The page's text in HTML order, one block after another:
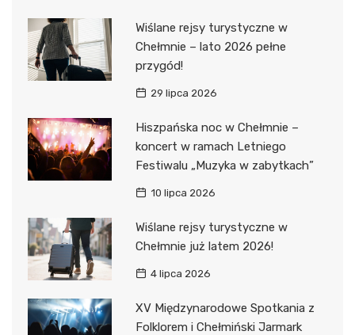
Wiślane rejsy turystyczne w
Chełmnie – lato 2026 pełne
przygód!
29 lipca 2026
Hiszpańska noc w Chełmnie –
koncert w ramach Letniego
Festiwalu „Muzyka w zabytkach”
10 lipca 2026
Wiślane rejsy turystyczne w
Chełmnie już latem 2026!
4 lipca 2026
XV Międzynarodowe Spotkania z
Folklorem i Chełmiński Jarmark